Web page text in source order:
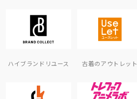
ハイブランドリユース 古着のアウトレット